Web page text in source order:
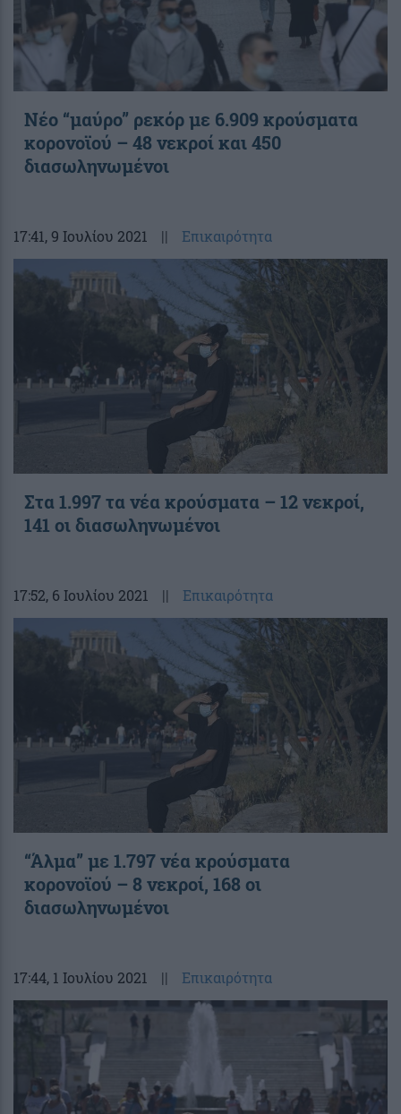
Νέο “μαύρο” ρεκόρ με 6.909 κρούσματα
κορονοϊού – 48 νεκροί και 450
διασωληνωμένοι
17:41, 9 Ιουλίου 2021 || Επικαιρότητα
Στα 1.997 τα νέα κρούσματα – 12 νεκροί,
141 οι διασωληνωμένοι
17:52, 6 Ιουλίου 2021 || Επικαιρότητα
“Άλμα” με 1.797 νέα κρούσματα
κορονοϊού – 8 νεκροί, 168 οι
διασωληνωμένοι
17:44, 1 Ιουλίου 2021 || Επικαιρότητα